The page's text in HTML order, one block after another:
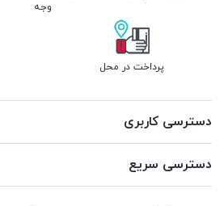
وجه
پرداخت در محل
دسترسی کاربری
دسترسی سریع